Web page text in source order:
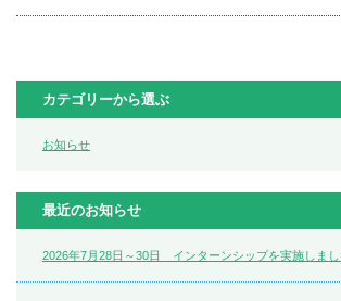
カテゴリーから選ぶ
お知らせ
最近のお知らせ
2026年7月28日～30日 インターンシップを実施しまし